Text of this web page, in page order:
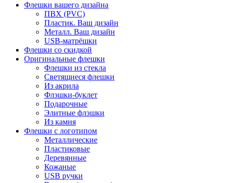
Флешки вашего дизайна
ПВХ (PVC)
Пластик. Ваш дизайн
Металл. Ваш дизайн
USB-матрёшки
Флешки со скидкой
Оригинальные флешки
Флешки из стекла
Светящиеся флешки
Из акрила
Флэшки-буклет
Подарочные
Элитные флэшки
Из камня
Флешки с логотипом
Металлические
Пластиковые
Деревянные
Кожаные
USB ручки